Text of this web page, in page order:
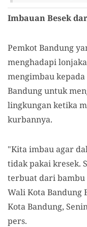
Imbauan Besek
Pemkot Bandung
menghadapi
mengimbau
Bandung untuk
lingkungan ketika
kurbannya.
"Kita imbau agar
tidak pakai kresek.
terbuat dari bambu
Wali Kota Bandung
Kota Bandung,
pers.